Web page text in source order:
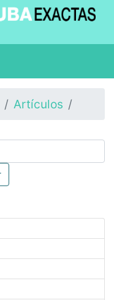
Artículos